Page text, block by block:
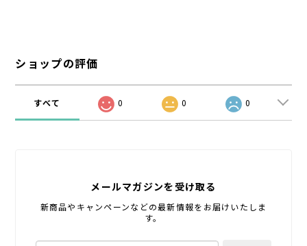
ショップの評価
すべて 0 0 0
メールマガジンを受け取る
新商品やキャンペーンなどの最新情報をお届けいたしま
す。